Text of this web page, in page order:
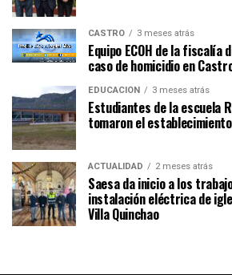
CASTRO 3 meses atrás
Equipo ECOH de la fiscalía
caso de homicidio en
EDUCACIÓN 3 meses atrás
Estudiantes de la escuela
tomaron el establecimiento
ACTUALIDAD 2 meses atrás
Saesa da inicio a los
instalación eléctrica de
Villa Quinchao